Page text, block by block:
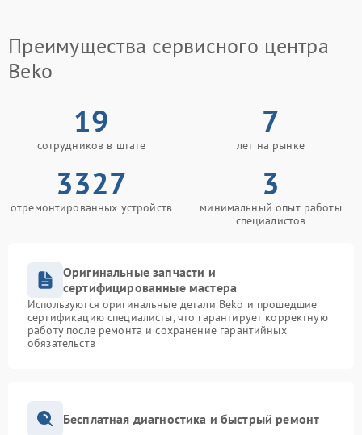
Преимущества сервисного центра
Beko
19
сотрудников в штате
7
лет на рынке
3327
отремонтированных устройств
3
минимальный опыт работы
специалистов
Оригинальные запчасти и
сертифицированные мастера
Используются оригинальные детали Beko и прошедшие
сертификацию специалисты, что гарантирует корректную
работу после ремонта и сохранение гарантийных
обязательств
Бесплатная диагностика и быстрый ремонт